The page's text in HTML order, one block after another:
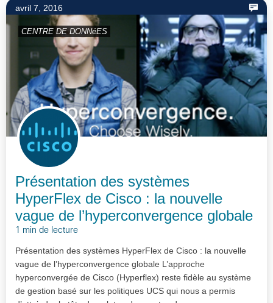
avril 7, 2016
CENTRE DE DONNéES
Présentation des systèmes
HyperFlex de Cisco : la nouvelle
vague de l’hyperconvergence globale
1 min de lecture
Présentation des systèmes HyperFlex de Cisco : la nouvelle
vague de l’hyperconvergence globale L’approche
hyperconvergée de Cisco (Hyperflex) reste fidèle au système
de gestion basé sur les politiques UCS qui nous a permis